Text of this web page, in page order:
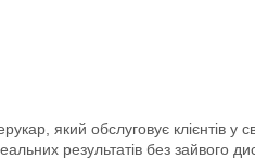
який обслуговує клієнтів
результатів без зайвого